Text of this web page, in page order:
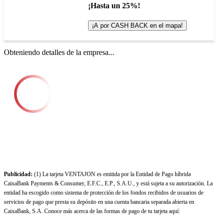
¡Hasta un 25%!
¡A por CASH BACK en el mapa!
Obteniendo detalles de la empresa...
Publicidad: (1) La tarjeta VENTAJON es emitida por la Entidad de Pago híbrida
CaixaBank Payments & Consumer, E.F.C., E.P., S.A.U., y está sujeta a su autorización. La
entidad ha escogido como sistema de protección de los fondos recibidos de usuarios de
servicios de pago que presta su depósito en una cuenta bancaria separada abierta en
CaixaBank, S.A. Conoce más acerca de las formas de pago de tu tarjeta aquí: